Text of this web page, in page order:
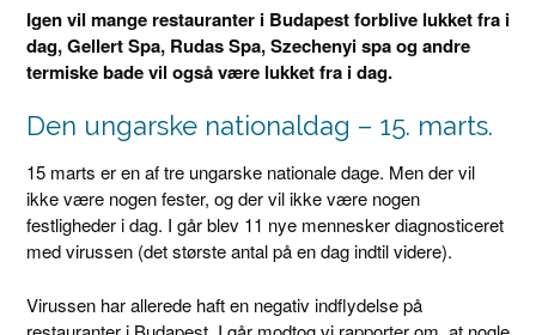
Igen vil mange restauranter i Budapest forblive lukket fra i
dag, Gellert Spa, Rudas Spa, Szechenyi spa og andre
termiske bade vil også være lukket fra i dag.
Den ungarske nationaldag – 15. marts.
15 marts er en af ​​tre ungarske nationale dage. Men der vil
ikke være nogen fester, og der vil ikke være nogen
festligheder i dag. I går blev 11 nye mennesker diagnosticeret
med virussen (det største antal på en dag indtil videre).
Virussen har allerede haft en negativ indflydelse på